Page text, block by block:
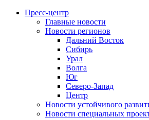
Пресс-центр
Главные новости
Новости регионов
Дальний Восток
Сибирь
Урал
Волга
Юг
Северо-Запад
Центр
Новости устойчивого
Новости специальных